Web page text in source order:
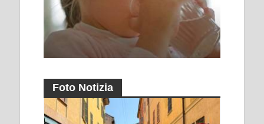
Foto Notizia